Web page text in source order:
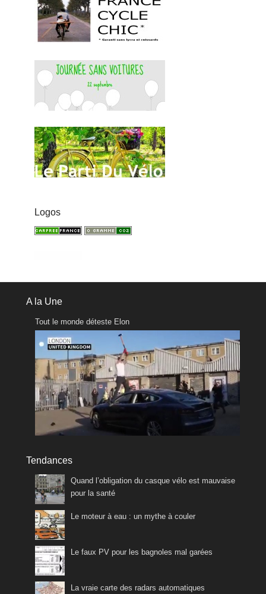
Logos
A la Une
Tout le monde déteste Elon
Tendances
Quand l’obligation du casque vélo est mauvaise
pour la santé
Le moteur à eau : un mythe à couler
Le faux PV pour les bagnoles mal garées
La vraie carte des radars automatiques